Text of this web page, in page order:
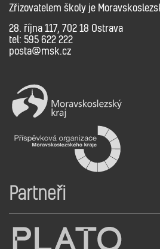
Zřizovatelem školy je
28. října 117, 702 18 Ostrava
tel: 595 622 222
posta@msk.cz
Partneři